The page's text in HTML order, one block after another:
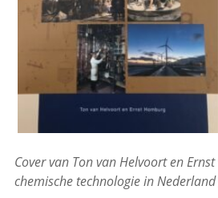
Cover van Ton van Helvoort en
chemische technologie in